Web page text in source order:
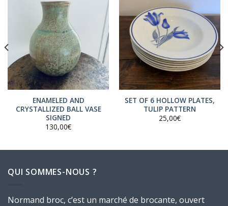
ENAMELED AND
CRYSTALLIZED BALL VASE
SIGNED
130,00€
SET OF 6 HOLLOW PLATES,
TULIP PATTERN
25,00€
QUI SOMMES-NOUS ?
Normand broc, c’est un marché de brocante, ouvert